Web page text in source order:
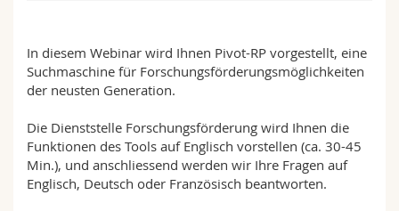
Interfakultär
Doktorierende
Vorlesungsverzeichnis
In diesem Webinar wird Ihnen Pivot-RP vorgestellt, eine
Suchmaschine für Forschungsförderungsmöglichkeiten
der neusten Generation.
Die Dienststelle Forschungsförderung wird Ihnen die
Funktionen des Tools auf Englisch vorstellen (ca. 30-45
Min.), und anschliessend werden wir Ihre Fragen auf
Englisch, Deutsch oder Französisch beantworten.